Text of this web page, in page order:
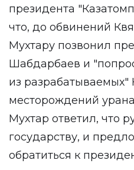
президента
что, до обвинений
Мухтару позвонил
Шабдарбаев и
из
месторождений
Мухтар ответил, что
государству, и
обратиться к